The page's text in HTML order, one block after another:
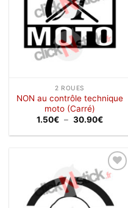
2 ROUES
NON au contrôle technique
moto (Carré)
1.50€ – 30.90€Plage
prix :
30.90€
Ajouter
wishlist